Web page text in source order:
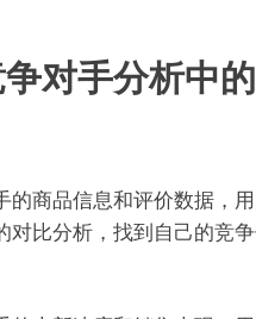
对手分析中
商品信息和评价数据，
对比分析，找到自己的竞